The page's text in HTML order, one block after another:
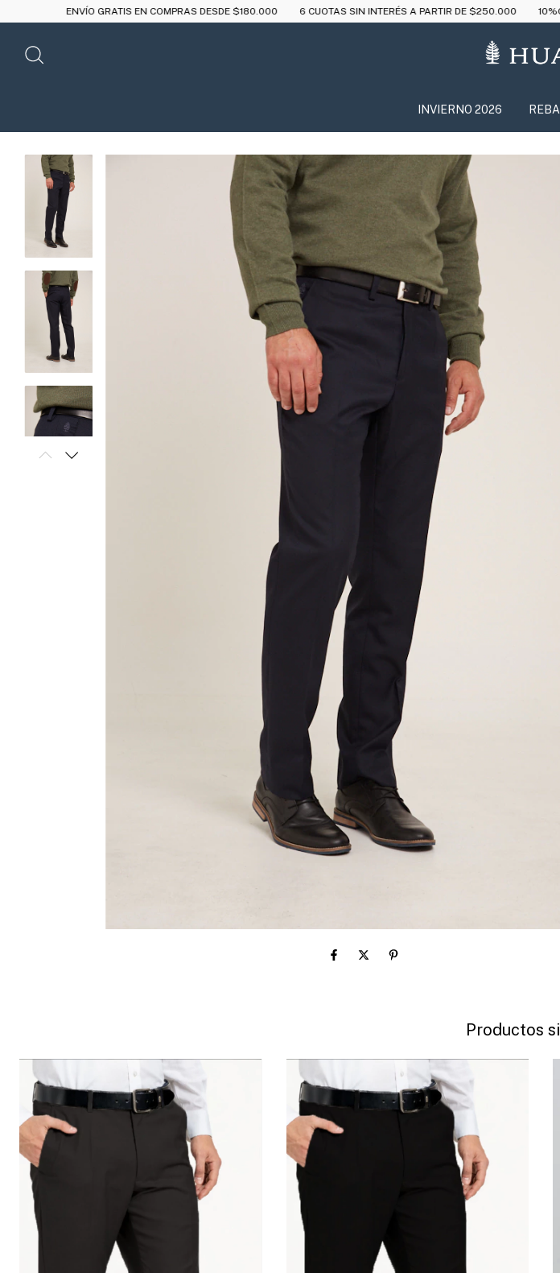
GRATIS EN COMPRAS DESDE $180.000 6 CUOTAS SIN INTERÉS A PARTIR DE $250.000 10%OFF CON
INVIERNO 2026
Productos